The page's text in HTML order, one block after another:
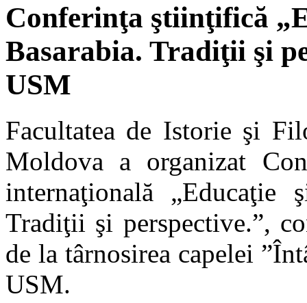
Conferinţa ştiinţifică
Basarabia. Tradiţii şi
USM
Facultatea de Istorie şi
Moldova a organizat
internaţională
Tradiţii şi perspective.”,
de la târnosirea capelei
USM.